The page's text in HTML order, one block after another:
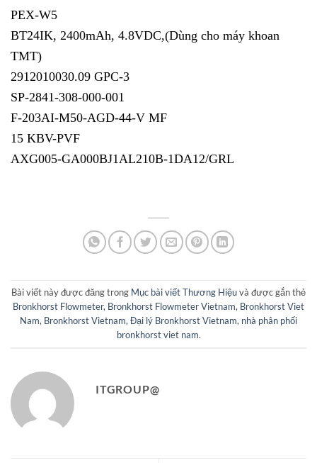
PEX-W5
BT24IK, 2400mAh, 4.8VDC,(Dùng cho máy khoan
TMT)
2912010030.09 GPC-3
SP-2841-308-000-001
F-203AI-M50-AGD-44-V MF
15 KBV-PVF
AXG005-GA000BJ1AL210B-1DA12/GRL
Bài viết này được đăng trong Mục bài viết Thương Hiệuvà được gắn thẻ
Bronkhorst Flowmeter, Bronkhorst Flowmeter Vietnam, Bronkhorst Viet
Nam, Bronkhorst Vietnam,Đại lý Bronkhorst Vietnam, nhà phân phối
bronkhorst viet nam.
ITGROUP@